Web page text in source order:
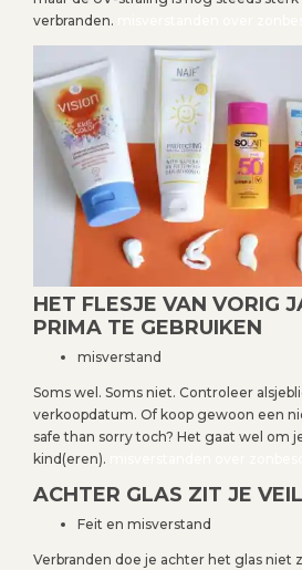
verbranden.
HET FLESJE VAN VORIG
PRIMA TE GEBRUIKEN
misverstand
Soms wel. Soms niet. Controleer
verkoopdatum. Of koop gewoon een
safe than sorry toch? Het gaat wel om
kind(eren).
ACHTER GLAS ZIT JE
Feit en misverstand
Verbranden doe je achter het glas niet